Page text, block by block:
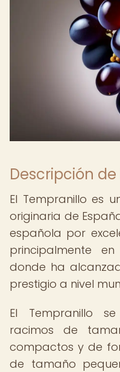
Descripción
El Tempranillo es
originaria de
española por
principalmente
donde ha
prestigio a nivel
El Tempranillo
racimos de
compactos y de
de tamaño